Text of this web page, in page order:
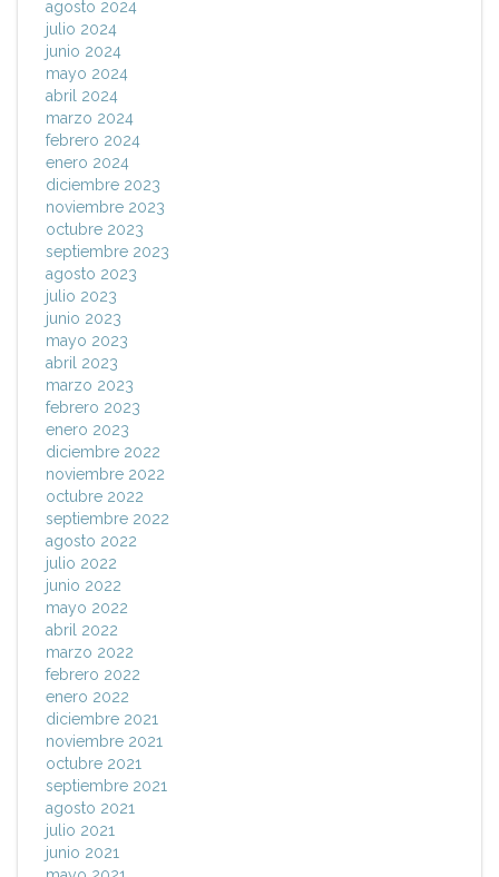
agosto 2024
julio 2024
junio 2024
mayo 2024
abril 2024
marzo 2024
febrero 2024
enero 2024
diciembre 2023
noviembre 2023
octubre 2023
septiembre 2023
agosto 2023
julio 2023
junio 2023
mayo 2023
abril 2023
marzo 2023
febrero 2023
enero 2023
diciembre 2022
noviembre 2022
octubre 2022
septiembre 2022
agosto 2022
julio 2022
junio 2022
mayo 2022
abril 2022
marzo 2022
febrero 2022
enero 2022
diciembre 2021
noviembre 2021
octubre 2021
septiembre 2021
agosto 2021
julio 2021
junio 2021